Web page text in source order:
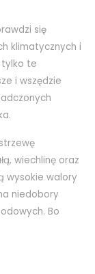
się
klimatycznych i
tylko te
i wszędzie
wiechlinę oraz
wysokie walory
niedobory
Bo